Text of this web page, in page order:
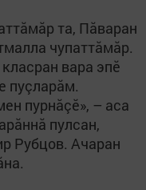
та, Пăваран
чупаттăмăр.
вара эпӗ
пуçларăм.
пурнăçӗ», – аса
пулсан,
Рубцов. Ачаран